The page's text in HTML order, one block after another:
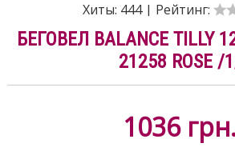
Хиты: 444 | Рейтинг:
БЕГОВЕЛ BALANCE TILLY
21258 ROSE /
1036